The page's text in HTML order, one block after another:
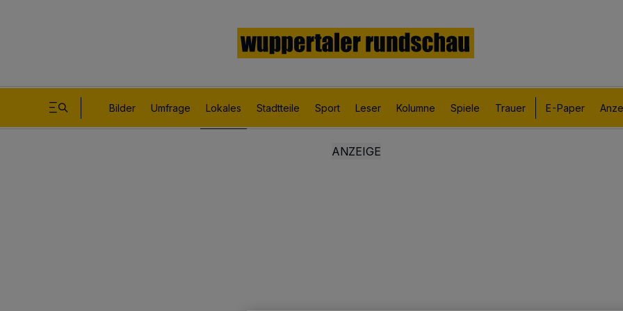
Bilder Umfrage Lokales Stadtteile Sport Leser Kolumne Spiele Trauer E-Paper